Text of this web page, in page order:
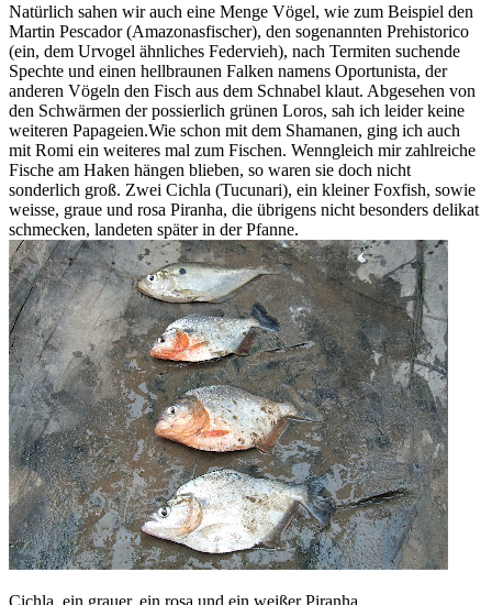
Natürlich sahen wir auch eine Menge Vögel, wie zum Beispiel den
Martin Pescador (Amazonasfischer), den sogenannten Prehistorico
(ein, dem Urvogel ähnliches Federvieh), nach Termiten suchende
Spechte und einen hellbraunen Falken namens Oportunista, der
anderen Vögeln den Fisch aus dem Schnabel klaut. Abgesehen von
den Schwärmen der possierlich grünen Loros, sah ich leider keine
weiteren Papageien.Wie schon mit dem Shamanen, ging ich auch
mit Romi ein weiteres mal zum Fischen. Wenngleich mir zahlreiche
Fische am Haken hängen blieben, so waren sie doch nicht
sonderlich groß. Zwei Cichla (Tucunari), ein kleiner Foxfish, sowie
weisse, graue und rosa Piranha, die übrigens nicht besonders delikat
schmecken, landeten später in der Pfanne.
Cichla, ein grauer, ein rosa und ein weißer Piranha